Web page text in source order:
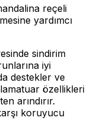
reçeli
yardımcı
sindirim
iyi
destekler ve
özellikleri
arındırır.
koruyucu